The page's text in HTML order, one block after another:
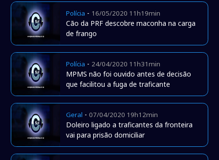
Polícia - 16/05/2020 11h19min
Cão da PRF descobre maconha na carga
de frango
Polícia - 24/04/2020 11h31min
MPMS não foi ouvido antes de decisão
que facilitou a fuga de traficante
Geral -07/04/2020 19h12min
Doleiro ligado a traficantes da fronteira
vai para prisão domiciliar